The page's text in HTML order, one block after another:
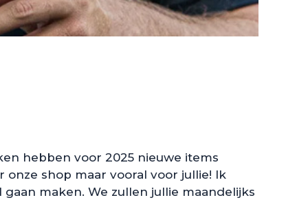
hebben voor 2025 nieuwe items
shop maar vooral voor jullie! Ik
maken. We zullen jullie maandelijks